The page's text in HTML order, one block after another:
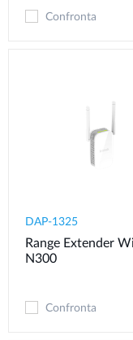
Confronta
DAP-1325
Range Extender
N300
Confronta